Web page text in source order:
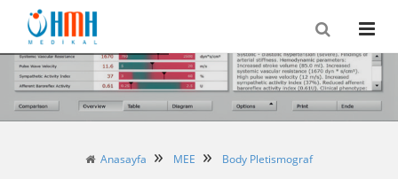
Anasayfa MEE Body Pletismograf